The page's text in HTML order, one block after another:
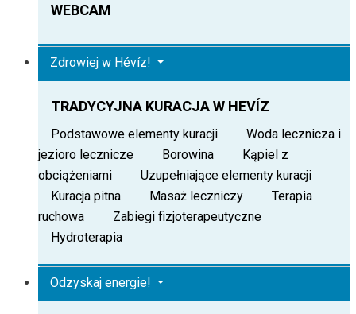
WEBCAM
Zdrowiej w Hévíz!
TRADYCYJNA KURACJA W HEVÍZ
Podstawowe elementy kuracji
Woda lecznicza i
jezioro lecznicze
Borowina
Kąpiel z
obciążeniami
Uzupełniające elementy kuracji
Kuracja pitna
Masaż leczniczy
Terapia
ruchowa
Zabiegi fizjoterapeutyczne
Hydroterapia
Odzyskaj energie!